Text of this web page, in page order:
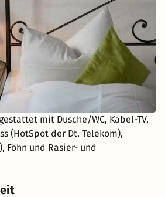
mit Dusche/WC, Kabel-TV,
(HotSpot der Dt. Telekom),
Föhn und Rasier- und